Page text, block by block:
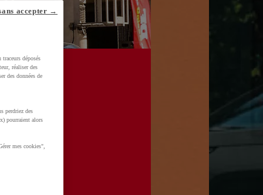
déposés
réaliser des
des données de
perdriez des
pourraient alors
mes cookies",
accepter →